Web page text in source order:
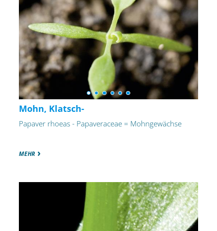
Mohn, Klatsch-
Papaver rhoeas - Papaveraceae = Mohngewächse
MEHR